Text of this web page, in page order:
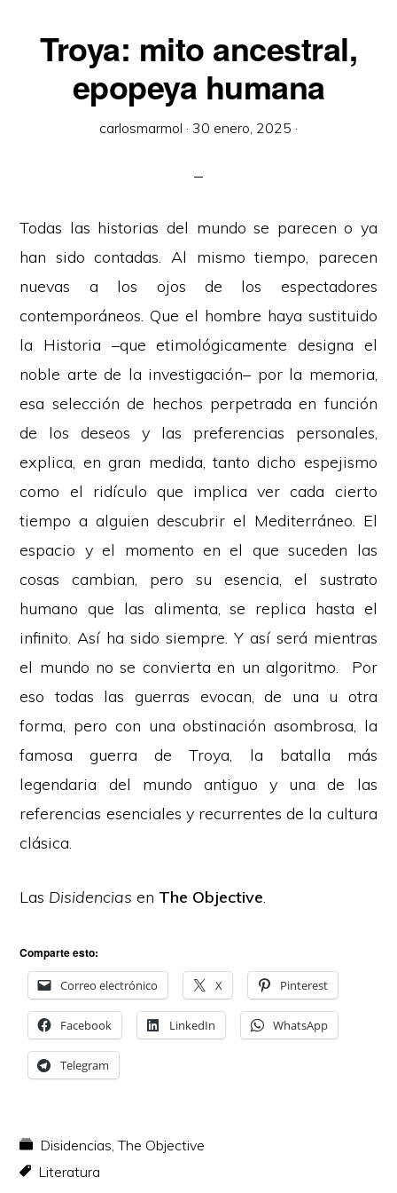
Troya: mito ancestral,
epopeya humana
carlosmarmol · 30 enero, 2025 ·
Todas las historias del mundo se parecen o ya
han sido contadas. Al mismo tiempo, parecen
nuevas a los ojos de los espectadores
contemporáneos. Que el hombre haya sustituido
la Historia –que etimológicamente designa el
noble arte de la investigación– por la memoria,
esa selección de hechos perpetrada en función
de los deseos y las preferencias personales,
explica, en gran medida, tanto dicho espejismo
como el ridículo que implica ver cada cierto
tiempo a alguien descubrir el Mediterráneo. El
espacio y el momento en el que suceden las
cosas cambian, pero su esencia, el sustrato
humano que las alimenta, se replica hasta el
infinito. Así ha sido siempre. Y así será mientras
el mundo no se convierta en un algoritmo. Por
eso todas las guerras evocan, de una u otra
forma, pero con una obstinación asombrosa, la
famosa guerra de Troya, la batalla más
legendaria del mundo antiguo y una de las
referencias esenciales y recurrentes de la cultura
clásica.
Las Disidencias en The Objective.
Comparte esto:
Correo electrónico X Pinterest
Facebook LinkedIn WhatsApp
Telegram
Disidencias,The Objective
Literatura